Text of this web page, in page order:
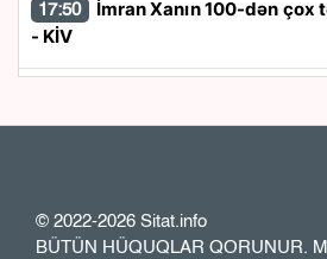
17:50
- KİV
forma satdı
tədarük etməyə hazırdır”
© 2022-2026 Sitat.info
BÜTÜN HÜQUQLAR QORUNUR.